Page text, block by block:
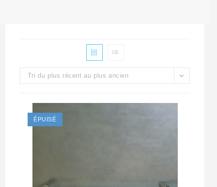
Tri du plus récent au plus ancien
ÉPUISÉ